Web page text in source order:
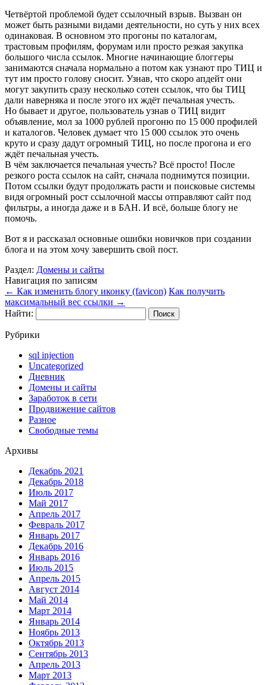
Четвёртой проблемой будет ссылочный взрыв. Вызван он
может быть разными видами деятельности, но суть у них всех
одинаковая. В основном это прогоны по каталогам,
трастовым профилям, форумам или просто резкая закупка
большого числа ссылок. Многие начинающие блоггеры
занимаются сначала нормально а потом как узнают про ТИЦ и
тут им просто голову сносит. Узнав, что скоро апдейт они
могут закупить сразу несколько сотен ссылок, что бы ТИЦ
дали наверняка и после этого их ждёт печальная учесть.
Но бывает и другое, пользователь узнав о ТИЦ видит
объявление, мол за 1000 рублей прогоню по 15 000 профилей
и каталогов. Человек думает что 15 000 ссылок это очень
круто и сразу дадут огромный ТИЦ, но после прогона и его
ждёт печальная учесть.
В чём заключается печальная учесть? Всё просто! После
резкого роста ссылок на сайт, сначала поднимутся позиции.
Потом ссылки будут продолжать расти и поисковые системы
видя огромный рост ссылочной массы отправляют сайт под
фильтры, а иногда даже и в БАН. И всё, больше блогу не
помочь.
Вот я и рассказал основные ошибки новичков при создании
блога и на этом хочу завершить свой пост.
Раздел: Домены и сайты
Навигация по записям
← Как изменить блогу иконку (favicon) Как получить
максимальный вес ссылки →
Найти:
Рубрики
sql injection
Uncategorized
Дневник
Домены и сайты
Заработок в сети
Продвижение сайтов
Разное
Свободные темы
Архивы
Декабрь 2021
Декабрь 2018
Июль 2017
Май 2017
Апрель 2017
Февраль 2017
Январь 2017
Декабрь 2016
Январь 2016
Июль 2015
Апрель 2015
Август 2014
Май 2014
Март 2014
Январь 2014
Ноябрь 2013
Октябрь 2013
Сентябрь 2013
Апрель 2013
Март 2013